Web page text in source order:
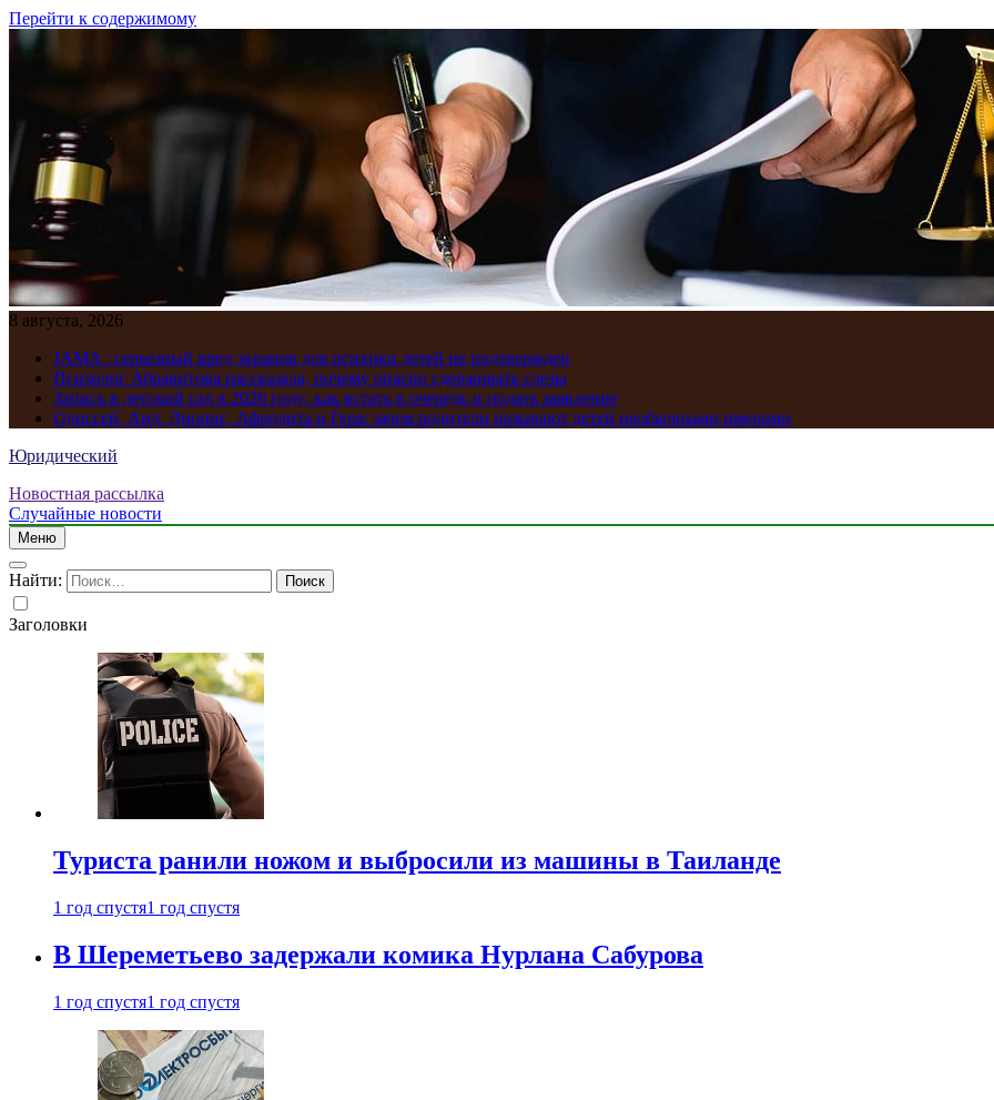
Перейти к содержимому
8 августа, 2026
JAMA : серьезный вред экранов для психики детей не подтвержден
Психолог Абравитова рассказала, почему опасно сдерживать слезы
Запись в детский сад в 2026 году: как встать в очередь и подать заявление
Одиссей, Аид, Дионис, Афродита и Гера: зачем родители называют детей необычными именами
Юридический
Новостная рассылка
Случайные новости
Меню
Найти:
Заголовки
Туриста ранили ножом и выбросили из машины в Таиланде
1 год спустя1 год спустя
В Шереметьево задержали комика Нурлана Сабурова
1 год спустя1 год спустя